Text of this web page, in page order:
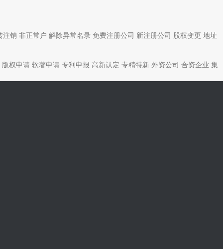
注销 非正常户 解除异常名录 免费注册公司 新注册公司 股权变更 地址
版权申请 软著申请 专利申报 高新认定 专精特新 外资公司 合资企业 集